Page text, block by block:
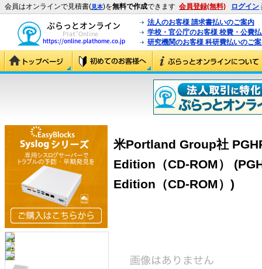
会員はオンラインで見積書(見本)を無料で作成できます 会員登録(無料) ログイン
法人のお客様 請求書払いのご案内
学校・官公庁のお客様 校費・公費
研究機関のお客様 科研費払いのご
米Portland Group社
Edition（CD-ROM）
Edition（CD-ROM）)